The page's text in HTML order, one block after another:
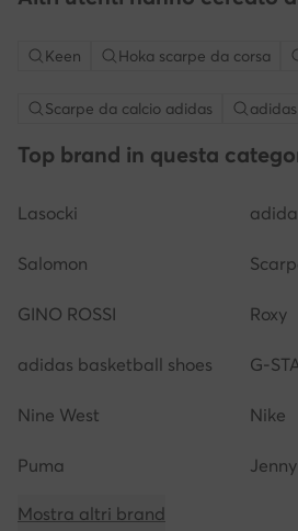
Keen Hoka scarpe da corsa
Scarpe da calcio adidas
Top brand in questa
Lasocki
Salomon
GINO ROSSI Roxy
adidas basketball shoes G-
Nine West Nike
Puma
Mostra altri brand